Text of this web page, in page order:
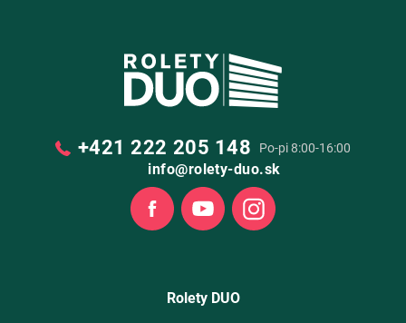
+421 222 205 148 Po-pi 8:00-16:00
info@rolety-duo.sk
Facebook Youtube
Rolety DUO